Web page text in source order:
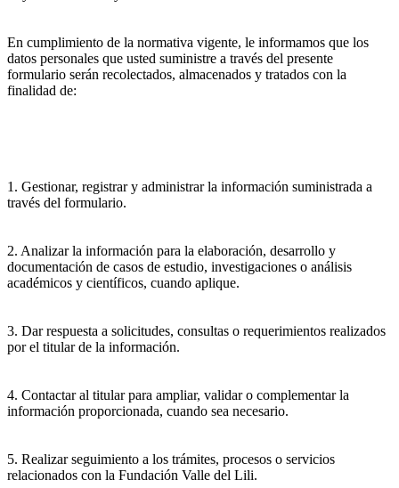
En cumplimiento de la normativa vigente, le informamos que los
datos personales que usted suministre a través del presente
formulario serán recolectados, almacenados y tratados con la
finalidad de:
1. Gestionar, registrar y administrar la información suministrada a
través del formulario.
2. Analizar la información para la elaboración, desarrollo y
documentación de casos de estudio, investigaciones o análisis
académicos y científicos, cuando aplique.
3. Dar respuesta a solicitudes, consultas o requerimientos realizados
por el titular de la información.
4. Contactar al titular para ampliar, validar o complementar la
información proporcionada, cuando sea necesario.
5. Realizar seguimiento a los trámites, procesos o servicios
relacionados con la Fundación Valle del Lili.